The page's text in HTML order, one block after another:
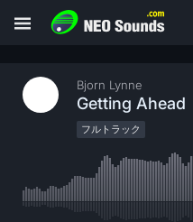
Bjorn Lynne
Getting Ahead
フルトラック